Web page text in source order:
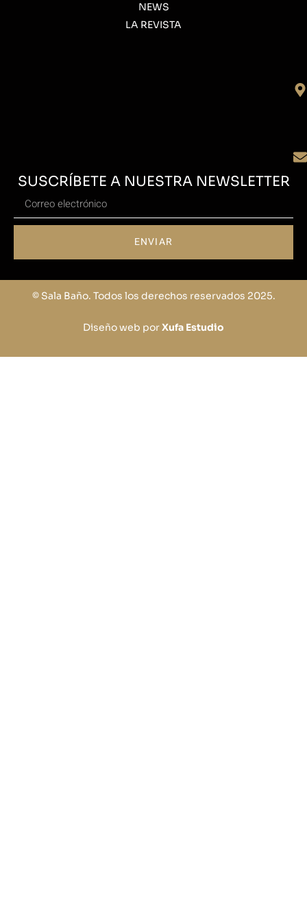
NEWS
LA REVISTA
SUSCRÍBETE A NUESTRA NEWSLETTER
ENVIAR
© Sala Baño. Todos los derechos reservados 2025.
Diseño web porXufa Estudio